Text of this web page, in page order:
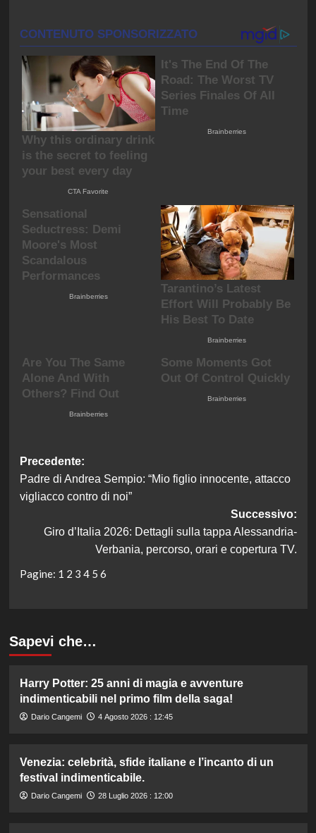
Navigazione
articolo
Precedente:
Padre di Andrea Sempio: “Mio figlio innocente, attacco
vigliacco contro di noi”
Successivo:
Giro d’Italia 2026: Dettagli sulla tappa Alessandria-
Verbania, percorso, orari e copertura TV.
Pagine: 1 2 3 4 5 6
Sapevi che…
Harry Potter: 25 anni di magia e avventure
indimenticabili nel primo film della saga!
Dario Cangemi 4 Agosto 2026 : 12:45
Venezia: celebrità, sfide italiane e l’incanto di un
festival indimenticabile.
Dario Cangemi 28 Luglio 2026 : 12:00